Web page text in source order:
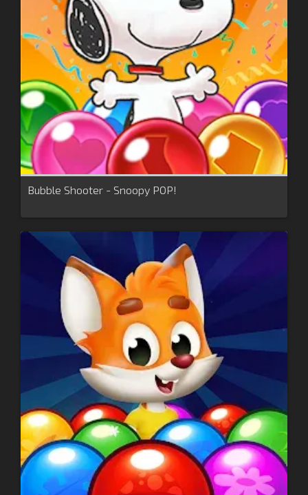
Bubble Shooter - Snoopy POP!